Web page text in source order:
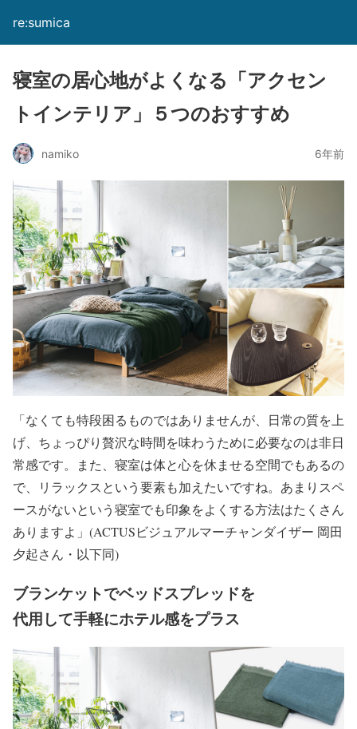
re:sumica
寝室の居心地がよくなる「アクセン
トインテリア」５つのおすすめ
namiko 6年前
「なくても特段困るものではありませんが、日常の質を上
げ、ちょっぴり贅沢な時間を味わうために必要なのは非日
常感です。また、寝室は体と心を休ませる空間でもあるの
で、リラックスという要素も加えたいですね。あまりスペ
ースがないという寝室でも印象をよくする方法はたくさん
ありますよ」(ACTUSビジュアルマーチャンダイザー 岡田
夕起さん・以下同)
ブランケットでベッドスプレッドを
代用して手軽にホテル感をプラス